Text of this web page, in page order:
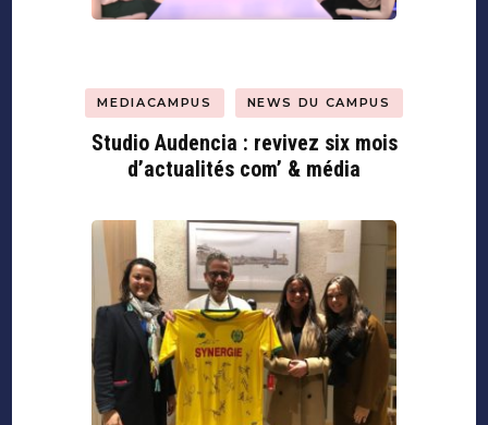
MEDIACAMPUS NEWS DU CAMPUS
Studio Audencia : revivez six mois
d’actualités com’ & média